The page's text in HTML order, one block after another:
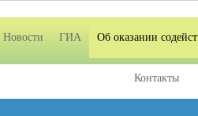
Новости ГИА Об оказании
Контакты